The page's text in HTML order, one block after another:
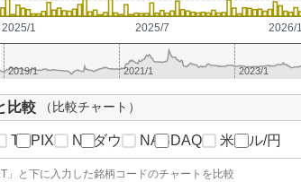
2025/1 2026/1
2025/7
2021/1
2019/1 2023/1
比較 （比較チャート）
TOPIX NYダウ NASDAQ 米ドル/円
」と下に入力した銘柄コードのチャートを比較